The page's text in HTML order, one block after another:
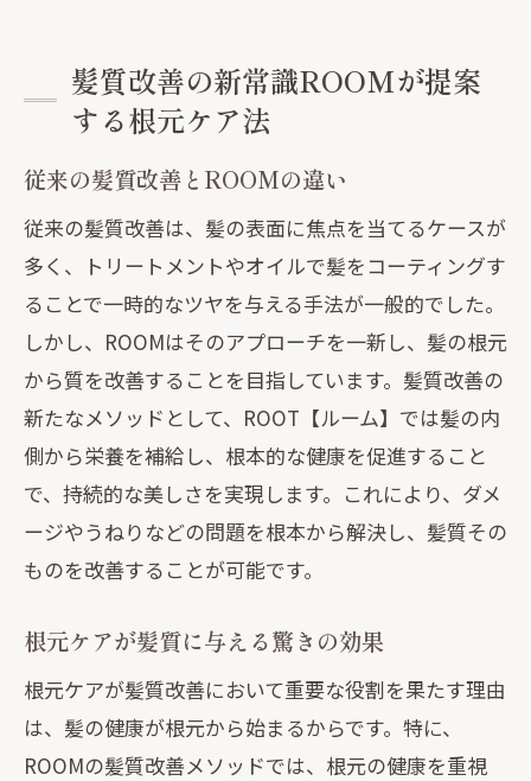
根元の健康が髪の輝きを引き立てる
ROOMの革新的ケアで根元から髪を変え
る
髪質改善の未来を見据えた根元ケア法
髪質改善の新常識ROOMが提案
する根元ケア法
従来の髪質改善とROOMの違い
従来の髪質改善は、髪の表面に焦点を当てるケースが
多く、トリートメントやオイルで髪をコーティングす
ることで一時的なツヤを与える手法が一般的でした。
しかし、ROOMはそのアプローチを一新し、髪の根元
から質を改善することを目指しています。髪質改善の
新たなメソッドとして、ROOT【ルーム】では髪の内
側から栄養を補給し、根本的な健康を促進すること
で、持続的な美しさを実現します。これにより、ダメ
ージやうねりなどの問題を根本から解決し、髪質その
ものを改善することが可能です。
根元ケアが髪質に与える驚きの効果
根元ケアが髪質改善において重要な役割を果たす理由
は、髪の健康が根元から始まるからです。特に、
ROOMの髪質改善メソッドでは、根元の健康を重視